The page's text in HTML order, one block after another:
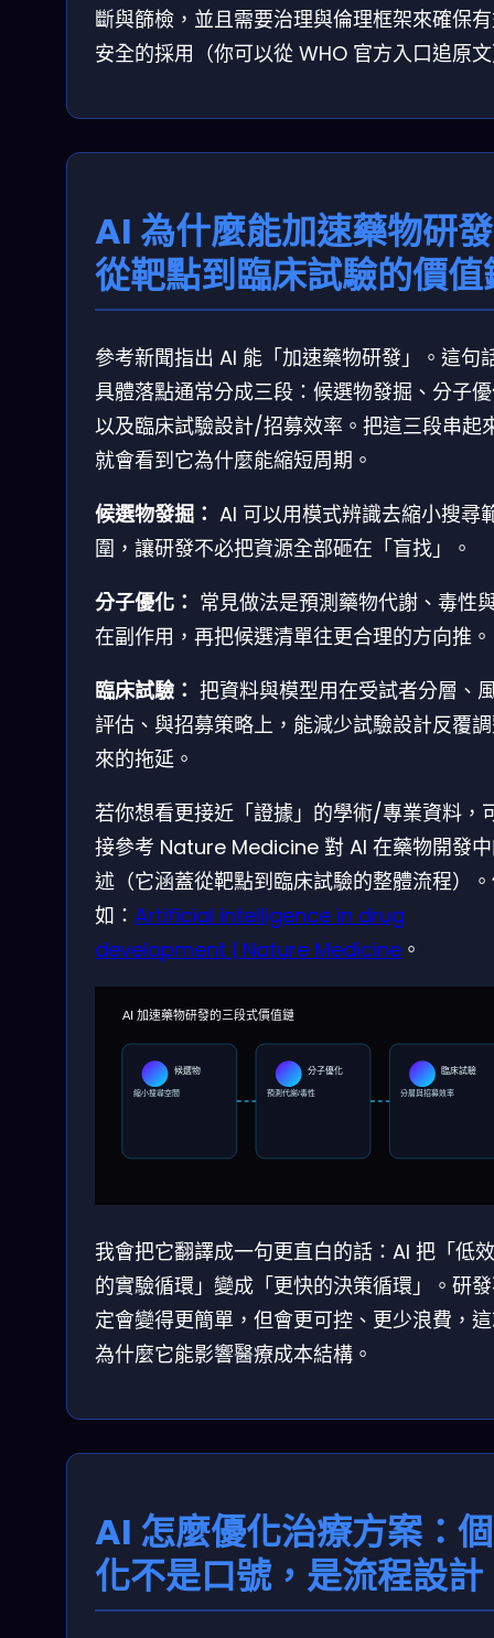
斷與篩檢，並且需要治理與倫理框架來確保
安全的採用（你可以從 WHO 官方入口追原
AI 為什麼能加速藥物研
從靶點到臨床試驗的價值
參考新聞指出 AI 能「加速藥物研發」。這句
具體落點通常分成三段：候選物發掘、分子
以及臨床試驗設計/招募效率。把這三段串起
就會看到它為什麼能縮短周期。
候選物發掘： AI 可以用模式辨識去縮小搜尋
圍，讓研發不必把資源全部砸在「盲找」。
分子優化： 常見做法是預測藥物代謝、毒性
在副作用，再把候選清單往更合理的方向推。
臨床試驗： 把資料與模型用在受試者分層、
評估、與招募策略上，能減少試驗設計反覆
來的拖延。
若你想看更接近「證據」的學術/專業資料，
接參考 Nature Medicine 對 AI 在藥物開發
述（它涵蓋從靶點到臨床試驗的整體流程）
如： Artificial intelligence in drug
development | Nature Medicine 。
AI 加速藥物研發的三段式價值鏈
候選物
縮小搜尋空間
分子優化
預測代謝/毒性
臨床試驗
分層與招募效率
我會把它翻譯成一句更直白的話：AI 把「低
的實驗循環」變成「更快的決策循環」。研
定會變得更簡單，但會更可控、更少浪費，
為什麼它能影響醫療成本結構。
AI 怎麼優化治療方案：
化不是口號，是流程設計